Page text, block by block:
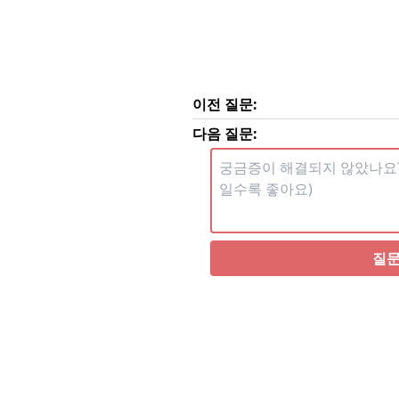
이전 질문:
다음 질문:
질